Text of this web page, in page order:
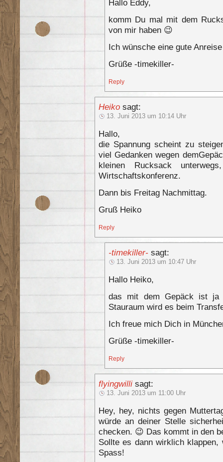
Hallo Eddy,
komm Du mal mit dem
von mir haben 😉
Ich wünsche eine gute Anreise
Grüße -timekiller-
Reply
Heiko sagt:
13. Juni 2013 um 10:14 Uhr
Hallo,
die Spannung scheint zu
viel Gedanken wegen
kleinen Rucksack
Wirtschaftskonferenz.
Dann bis Freitag Nachmittag.
Gruß Heiko
Reply
-timekiller- sagt:
13. Juni 2013 um 10:47 Uhr
Hallo Heiko,
das mit dem Gepäck ist ja
Stauraum wird es beim
Ich freue mich Dich in
Grüße -timekiller-
Reply
flyingwilli sagt:
13. Juni 2013 um 11:00 Uhr
Hey, hey, nichts gegen
würde an deiner Stelle
checken. 😉 Das kommt in den
Sollte es dann wirklich
Spass!